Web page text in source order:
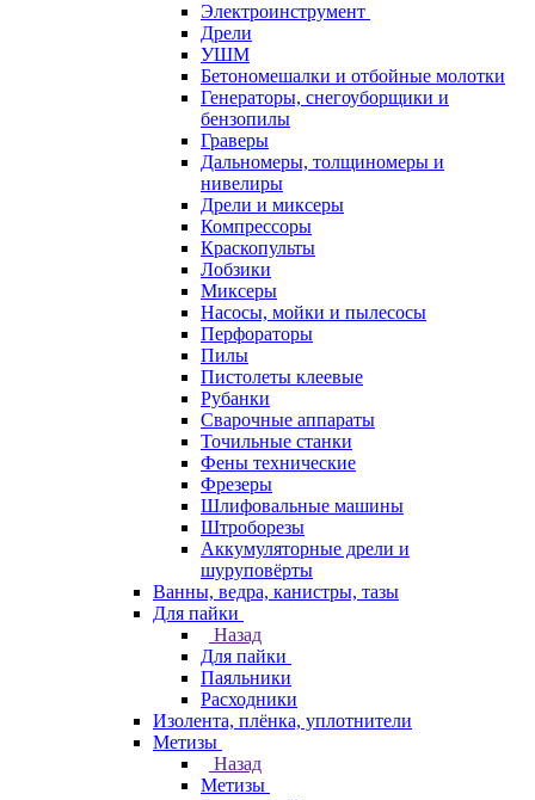
Электроинструмент
Дрели
УШМ
Бетономешалки и отбойные молотки
Генераторы, снегоуборщики и
бензопилы
Граверы
Дальномеры, толщиномеры и
нивелиры
Дрели и миксеры
Компрессоры
Краскопульты
Лобзики
Миксеры
Насосы, мойки и пылесосы
Перфораторы
Пилы
Пистолеты клеевые
Рубанки
Сварочные аппараты
Точильные станки
Фены технические
Фрезеры
Шлифовальные машины
Штроборезы
Аккумуляторные дрели и
шуруповёрты
Ванны, ведра, канистры, тазы
Для пайки
Назад
Для пайки
Паяльники
Расходники
Изолента, плёнка, уплотнители
Метизы
Назад
Метизы